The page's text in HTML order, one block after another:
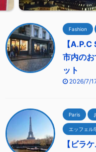
Fashion
【
市内の
ット
2026/7/
Paris
エッフェル
【ビラ